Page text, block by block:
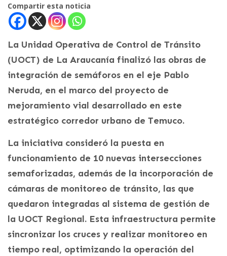
Compartir esta noticia
La Unidad Operativa de Control de Tránsito
(UOCT) de La Araucanía finalizó las obras de
integración de semáforos en el eje Pablo
Neruda, en el marco del proyecto de
mejoramiento vial desarrollado en este
estratégico corredor urbano de Temuco.
La iniciativa consideró la puesta en
funcionamiento de 10 nuevas intersecciones
semaforizadas, además de la incorporación de
cámaras de monitoreo de tránsito, las que
quedaron integradas al sistema de gestión de
la UOCT Regional. Esta infraestructura permite
sincronizar los cruces y realizar monitoreo en
tiempo real, optimizando la operación del